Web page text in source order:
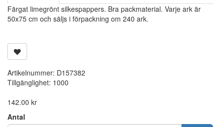
Färgat limegrönt silkespappers. Bra packmaterial. Varje ark är
50x75 cm och säljs i förpackning om 240 ark.
Artikelnummer: D157382
Tillgänglighet: 1000
142.00 kr
Antal